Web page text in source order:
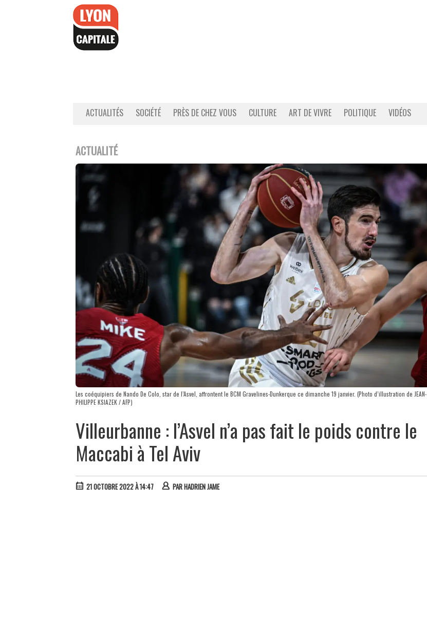
ACTUALITÉS SOCIÉTÉ PRÈS DE CHEZ VOUS CULTURE ART DE VIVRE POLITIQUE VIDÉOS
ACTUALITÉ
Les coéquipiers de Nando De Colo, star de l’Asvel, affrontent le BCM Gravelines-Dunkerque ce dimanche 19 janvier. (Photo d’illustration de JEAN-
PHILIPPE KSIAZEK / AFP)
Villeurbanne : l’Asvel n’a pas fait le poids contre le
Maccabi à Tel Aviv
21 OCTOBRE 2022 À 14:47 PARHADRIEN JAME